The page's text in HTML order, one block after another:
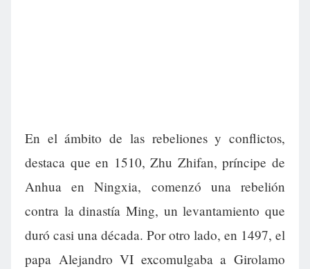
En el ámbito de las rebeliones y conflictos,
destaca que en 1510, Zhu Zhifan, príncipe de
Anhua en Ningxia, comenzó una rebelión
contra la dinastía Ming, un levantamiento que
duró casi una década. Por otro lado, en 1497, el
papa Alejandro VI excomulgaba a Girolamo